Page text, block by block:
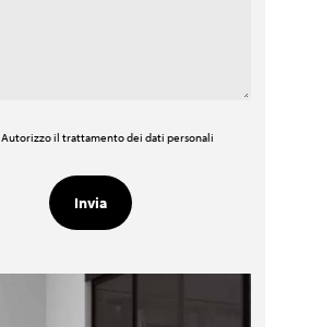
Autorizzo il trattamento dei dati personali